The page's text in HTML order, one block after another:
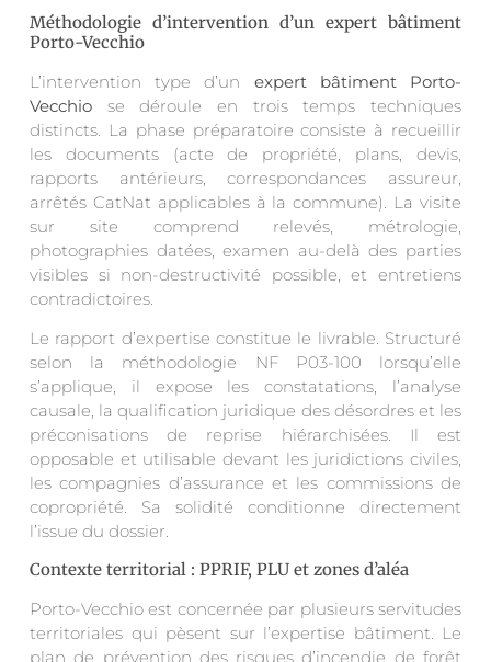
Méthodologie d’intervention d’un expert bâtiment
Porto-Vecchio
L’intervention type d’un expert bâtiment Porto-
Vecchio se déroule en trois temps techniques
distincts. La phase préparatoire consiste à recueillir
les documents (acte de propriété, plans, devis,
rapports antérieurs, correspondances assureur,
arrêtés CatNat applicables à la commune). La visite
sur site comprend relevés, métrologie,
photographies datées, examen au-delà des parties
visibles si non-destructivité possible, et entretiens
contradictoires.
Le rapport d’expertise constitue le livrable. Structuré
selon la méthodologie NF P03-100 lorsqu’elle
s’applique, il expose les constatations, l’analyse
causale, la qualification juridique des désordres et les
préconisations de reprise hiérarchisées. Il est
opposable et utilisable devant les juridictions civiles,
les compagnies d’assurance et les commissions de
copropriété. Sa solidité conditionne directement
l’issue du dossier.
Contexte territorial : PPRIF, PLU et zones d’aléa
Porto-Vecchio est concernée par plusieurs servitudes
territoriales qui pèsent sur l’expertise bâtiment. Le
plan de prévention des risques d’incendie de forêt